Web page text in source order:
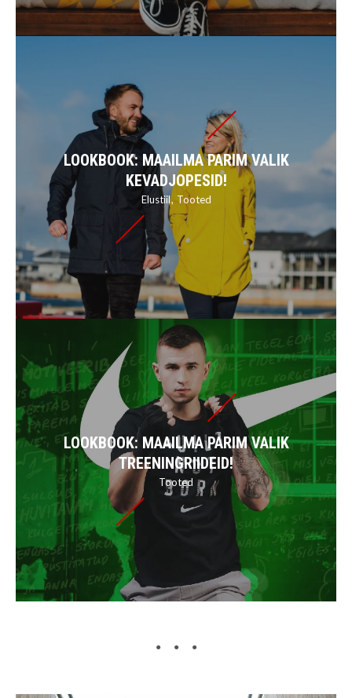
LOOKBOOK: MAAILMA PARIM VALIK
KEVADJOPESID!
Elustiil Tooted
LOOKBOOK: MAAILMA PARIM VALIK
TREENINGRIIDEID!
Tooted